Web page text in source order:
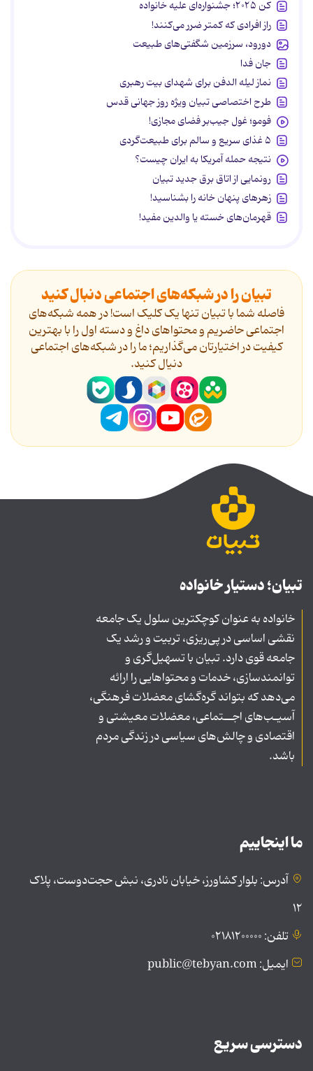
کن ۲۰۲۵؛ جشنواره‌ای علیه خانواده
راز افرادی که کمتر ضرر می‌کنند!
دورود، سرزمین شگفتی‌های طبیعت
جان فدا
نماز لیله الدفن برای شهدای بیت رهبری
طرح اختصاصی تبیان ویژه روز جهانی قدس
فومو؛ غول جیب‌بر فضای مجازی!
۵ غذای سریع و سالم برای طبیعت‌گردی
نتیجه حمله آمریکا به ایران چیست؟
رونمایی از اتاق برق جدید تبیان
زهرهای پنهان خانه را بشناسید!
قهرمان‌های خسته یا والدین مفید!
تبیان را در شبکه‌های اجتماعی دنبال کنید
فاصله شما با تبیان تنها یک کلیک است! در همه شبکه‌های
اجتماعی حاضریم و محتواهای داغ و دسته اول را با بهترین
کیفیت در اختیارتان می‌گذاریم؛ ما را در شبکه‌های اجتماعی
دنیال کنید.
تبیان؛ دستیار خانواده
خانواده به عنوان کوچکترین سلول یک جامعه
نقشی اساسی در پی‌ریزی، تربیت و رشد یک
جامعه قوی دارد. تبیان با تسهیل‌گری و
توانمندسازی، خدمات و محتواهایی را ارائه
می‌دهد که بتواند گره‌گشای معضلات فرهنگی،
آسیـب‌های اجــتماعی، معضلات معیشتی و
اقتصادی و چالش‌های سیاسی در زندگی مردم
باشد.
ما اینجاییم
آدرس: بلوار کشاورز، خیابان نادری، نبش حجت‌دوست، پلاک
۱۲
تلفن: ۰۲۱۸۱۲۰۰۰۰۰
ایمیل: public@tebyan.com
دسترسی سریع